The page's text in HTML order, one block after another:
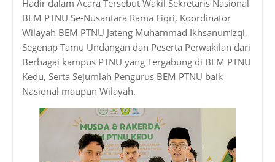
Hadir dalam Acara Tersebut Wakil Sekretaris Nasional
BEM PTNU Se-Nusantara Rama Fiqri, Koordinator
Wilayah BEM PTNU Jateng Muhammad Ikhsanurrizqi,
Segenap Tamu Undangan dan Peserta Perwakilan dari
Berbagai kampus PTNU yang Tergabung di BEM PTNU
Kedu, Serta Sejumlah Pengurus BEM PTNU baik
Nasional maupun Wilayah.